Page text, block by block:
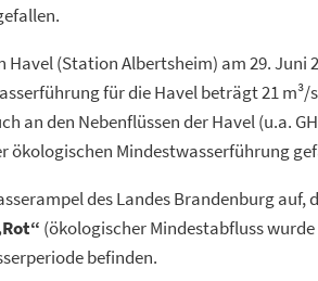
Havel (Station Albertsheim) am 29. Juni
für die Havel beträgt 21
an den Nebenflüssen der Havel (u.a.
ökologischen Mindestwasserführung
des Landes Brandenburg auf,
(ökologischer Mindestabfluss
befinden.